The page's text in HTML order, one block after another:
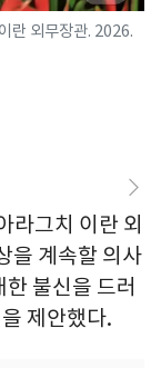
란 외무장관. 2026.
라그치 이란 외
을 계속할 의사
불신을 드러
제안했다.